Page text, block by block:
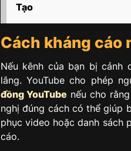
Tạo
Cách kháng cáo
Nếu kênh của bạn bị cảnh
lắng. YouTube cho phép
đồng YouTube nếu cho
nghị đúng cách có thể giúp
phục video hoặc danh sách
cáo.